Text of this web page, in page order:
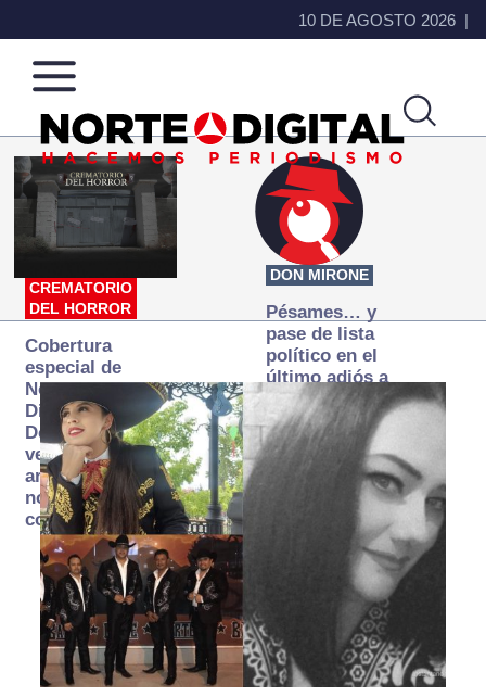
10 DE AGOSTO 2026
Norte
de
Ciudad
Más
que
noticias,
hacemos periodismo
CREMATORIO
DEL HORROR
Cobertura
especial de
Norte
Digital:
Donde la
verdad
arde… pero
no se
consume
DON MIRONE
Pésames… y
pase de lista
político en el
último adiós a
Papá Grande